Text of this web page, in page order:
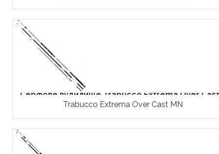
Серфове вудилище Trabucco Extrema Over
Trabucco Extrema Over Cast MN